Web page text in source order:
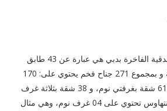
إن شقق سيتي بريمير الفندقية الفاخرة بدبي هي عبارة عن 43 طابق
مدهش من الشقق الراقية و بمجموع 271 جناح فخم يحتوي على: 170
شقة بغرفة نوم واحدة، و 61 شقة بغرفتي نوم، و 38 شقة بثلاثة غرف
نوم بالإضافة إلى شقتين بنتهاوس تحتوي على 04 غرف نوم، وهي مثال